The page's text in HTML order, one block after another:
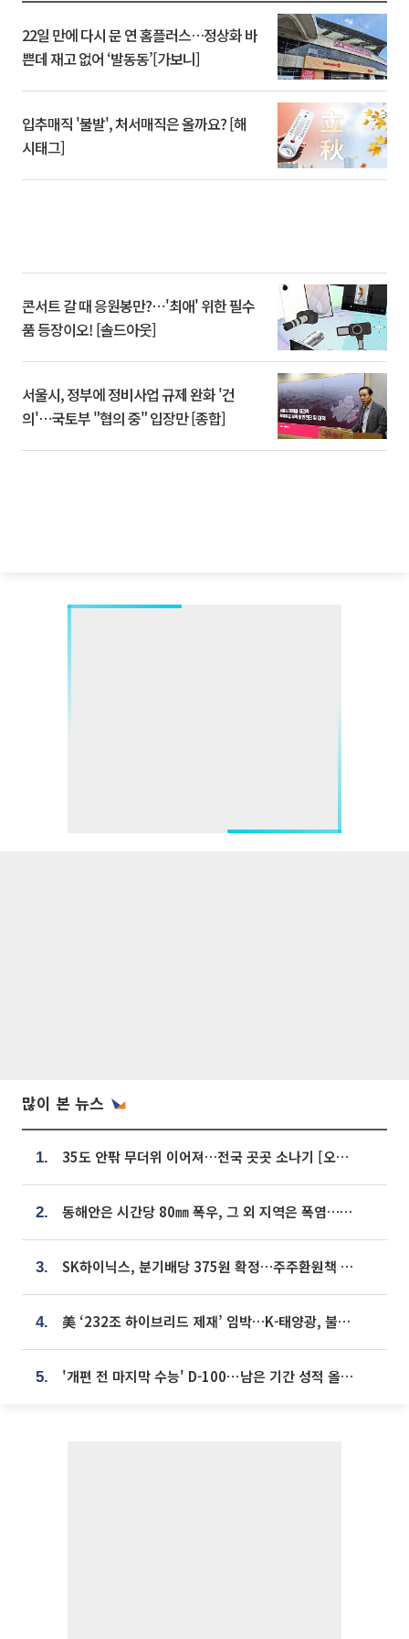
22일 만에 다시 문 연 홈플러스…정상화 바
쁜데 재고 없어 ‘발동동’[가보니]
입추매직 '불발', 처서매직은 올까요? [해
시태그]
콘서트 갈 때 응원봉만?⋯'최애' 위한 필수
품 등장이오! [솔드아웃]
서울시, 정부에 정비사업 규제 완화 '건
의'⋯국토부 "협의 중" 입장만 [종합]
많이 본 뉴스
1. 35도 안팎 무더위 이어져…전국 곳곳 소나기 [오늘 날씨]
2. 동해안은 시간당 80㎜ 폭우, 그 외 지역은 폭염…‘극과 극 날씨’
3. SK하이닉스, 분기배당 375원 확정…주주환원책 9월로 앞당겨 발표
4. 美 ‘232조 하이브리드 제재’ 임박…K-태양광, 불확실성 털고 날개 다나
5. '개편 전 마지막 수능' D-100⋯남은 기간 성적 올릴 전략은